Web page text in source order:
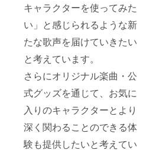
キャラクターを使ってみた
い」と感じられるような新
たな歌声を届けていきたい
と考えています。
さらにオリジナル楽曲・公
式グッズを通じて、お気に
入りのキャラクターとより
深く関わることのできる体
験も提供したいと考えてい